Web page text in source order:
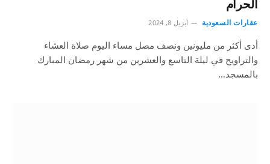
الحرام
عقارات السعودية أبريل 8, 2024
أدى أكثر من مليونين ونصف مصل مساء اليوم صلاة العشاء
والتراويح في ليلة التاسع والعشرين من شهر رمضان المبارك
بالمسجد…